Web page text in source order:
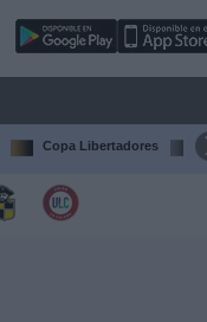
Copa Libertadores